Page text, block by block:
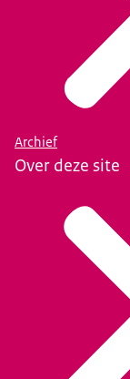
Archief
Over deze site